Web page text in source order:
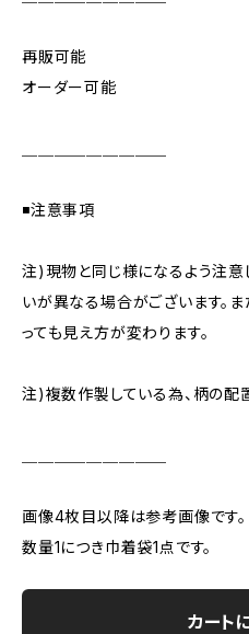
再販可能
オーダー可能
◾️注意事項
注)現物と同じ様になるよう注意
いが異なる場合がございます。ま
っても見え方が変わります。
注)複数作製している為、柄の配
画像4枚目以降は参考画像です。
数量1につき巾着袋1点です。
カート